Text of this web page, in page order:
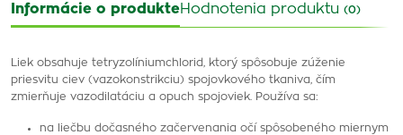
Informácie o produkteHodnotenia produktu (0)
Liek obsahuje tetryzolíniumchlorid, ktorý spôsobuje zúženie
priesvitu ciev (vazokonstrikciu) spojovkového tkaniva, čím
zmierňuje vazodilatáciu a opuch spojoviek. Používa sa:
na liečbu dočasného začervenania očí spôsobeného miernym